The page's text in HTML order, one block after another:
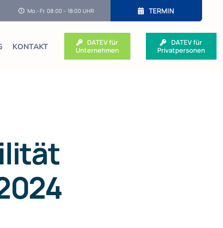
Mo.-Fr. 08:00 – 18:00 UHR TERMIN
KONTAKT
DATEV für
Unternehmen
DATEV für
Privatpersonen